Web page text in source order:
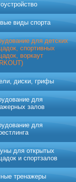
виды спорта
для детских
спортивных
воркаут
диски, грифы
для
залoв
для
для открытых
и спортзалов
тренажеры